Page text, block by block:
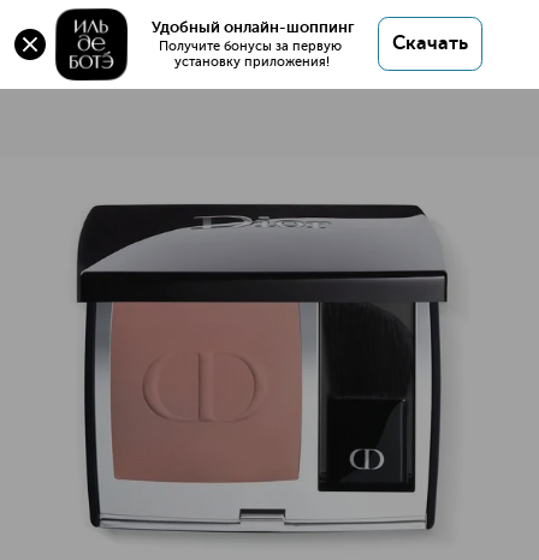
Удобный онлайн-шоппинг
Получите бонусы за первую
установку приложения!
Скачать
Характеристики